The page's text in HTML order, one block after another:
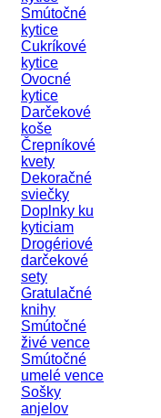
Smútočné
kytice
Cukríkové
kytice
Ovocné
kytice
Darčekové
koše
Črepníkové
kvety
Dekoračné
sviečky
Doplnky ku
kyticiam
Drogériové
darčekové
sety
Gratulačné
knihy
Smútočné
živé vence
Smútočné
umelé vence
Sošky
anjelov